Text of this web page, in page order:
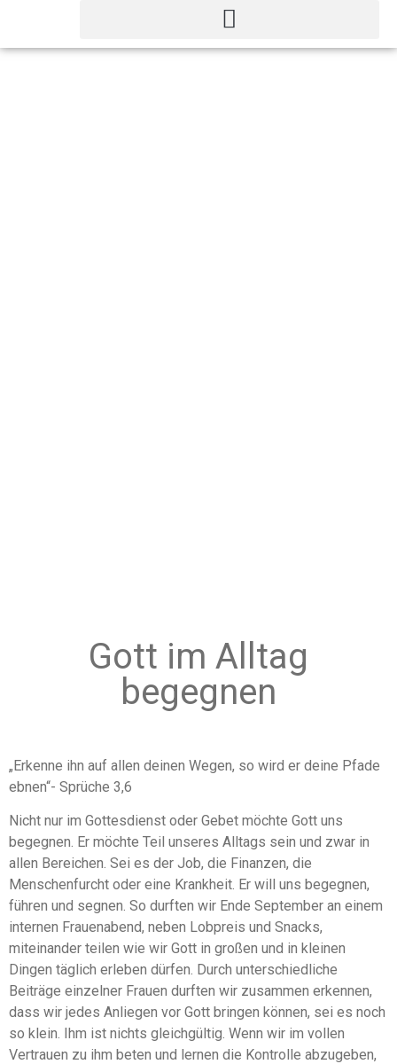
Gott im Alltag
begegnen
„Erkenne ihn auf allen deinen Wegen, so wird er deine Pfade
ebnen“- Sprüche 3,6
Nicht nur im Gottesdienst oder Gebet möchte Gott uns
begegnen. Er möchte Teil unseres Alltags sein und zwar in
allen Bereichen. Sei es der Job, die Finanzen, die
Menschenfurcht oder eine Krankheit. Er will uns begegnen,
führen und segnen. So durften wir Ende September an einem
internen Frauenabend, neben Lobpreis und Snacks,
miteinander teilen wie wir Gott in großen und in kleinen
Dingen täglich erleben dürfen. Durch unterschiedliche
Beiträge einzelner Frauen durften wir zusammen erkennen,
dass wir jedes Anliegen vor Gott bringen können, sei es noch
so klein. Ihm ist nichts gleichgültig. Wenn wir im vollen
Vertrauen zu ihm beten und lernen die Kontrolle abzugeben,